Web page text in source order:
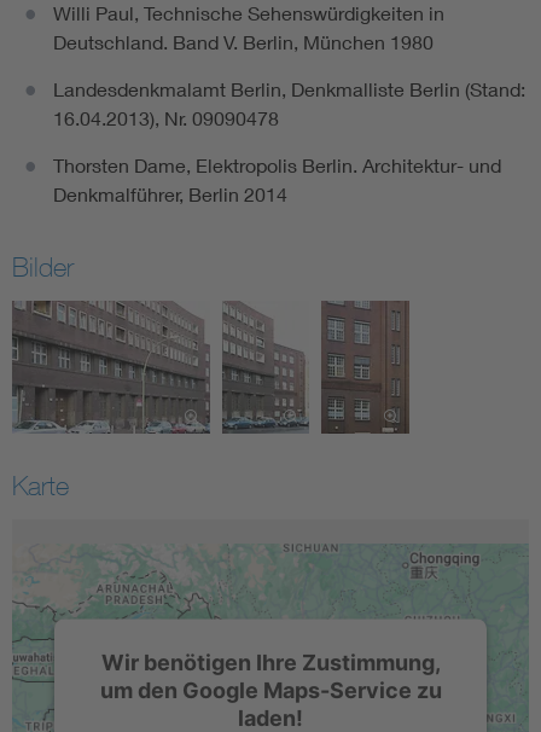
Willi Paul, Technische Sehenswürdigkeiten in
Deutschland. Band V. Berlin, München 1980
Landesdenkmalamt Berlin, Denkmalliste Berlin (Stand:
16.04.2013), Nr. 09090478
Thorsten Dame, Elektropolis Berlin. Architektur- und
Denkmalführer, Berlin 2014
Bilder
Karte
Wir benötigen Ihre Zustimmung,
um den Google Maps-Service zu
laden!